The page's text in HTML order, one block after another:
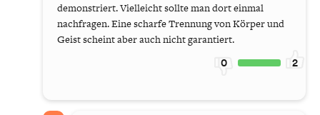
demonstriert. Vielleicht sollte man dort einmal
nachfragen. Eine scharfe Trennung von Körper und
Geist scheint aber auch nicht garantiert.
0 2